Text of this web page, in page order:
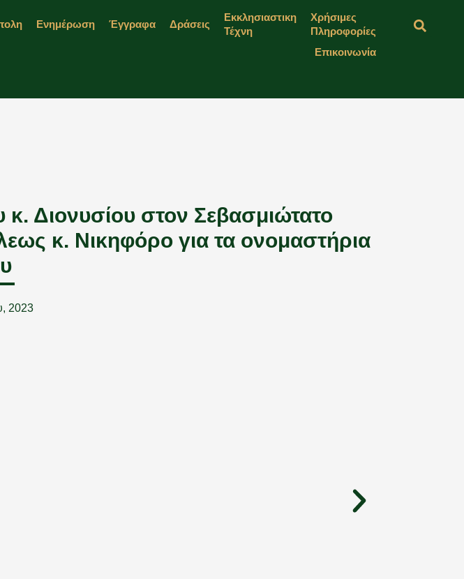
Ενημέρωση Έγγραφα Δράσεις
Εκκλησιαστικη
Τέχνη
Χρήσιμες
Πληροφορίες
Επικοινωνία
Διονυσίου στον Σεβασμιώτατο
κ. Νικηφόρο για τα ονομαστήρια
2023